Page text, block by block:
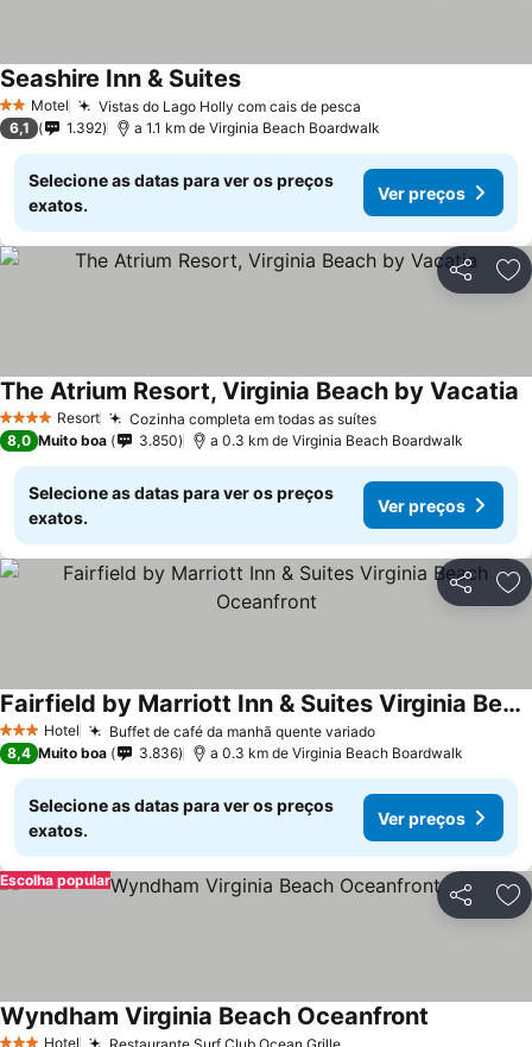
2 Estrelas
Motel Vistas do Lago Holly com cais de pesca
Seashire Inn & Suites
6,1 1.392 a 1.1 km de Virginia Beach Boardwalk
Selecione as datas para ver os preços
exatos.
Ver preços
Partilhar
4 EstrelasResort Cozinha completa em todas as suítes
The Atrium Resort, Virginia Beach by Vacatia
8,0 Muito boa 3.850 a 0.3 km de Virginia Beach Boardwalk
Selecione as datas para ver os preços
exatos.
Ver preços
Partilhar
3 EstrelasHotel Buffet de café da manhã quente variado
Fairfield by Marriott Inn & Suites Virginia Beach Oceanfront
8,4 Muito boa 3.836 a 0.3 km de Virginia Beach Boardwalk
Selecione as datas para ver os preços
exatos.
Ver preços
Partilhar
Escolha popular
Hotel Restaurante Surf Club Ocean Grille
Wyndham Virginia Beach Oceanfront